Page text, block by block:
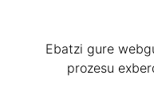
Ebatzi gure
prozesu